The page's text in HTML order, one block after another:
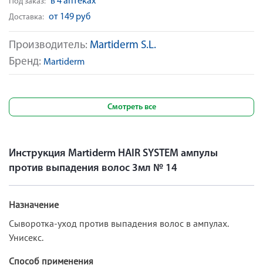
Производитель: Martiderm S.L.
Бренд: Martiderm
Доставка: от 149 руб
Смотреть все
Инструкция Martiderm HAIR SYSTEM ампулы
против выпадения волос 3мл № 14
Назначение
Сыворотка-уход против выпадения волос в ампулах.
Унисекс.
Способ применения